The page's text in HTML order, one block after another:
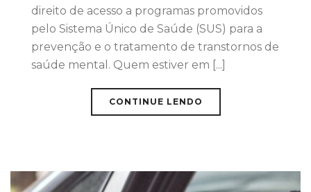
direito de acesso a programas promovidos
pelo Sistema Único de Saúde (SUS) para a
prevenção e o tratamento de transtornos de
saúde mental. Quem estiver em [...]
CONTINUE LENDO